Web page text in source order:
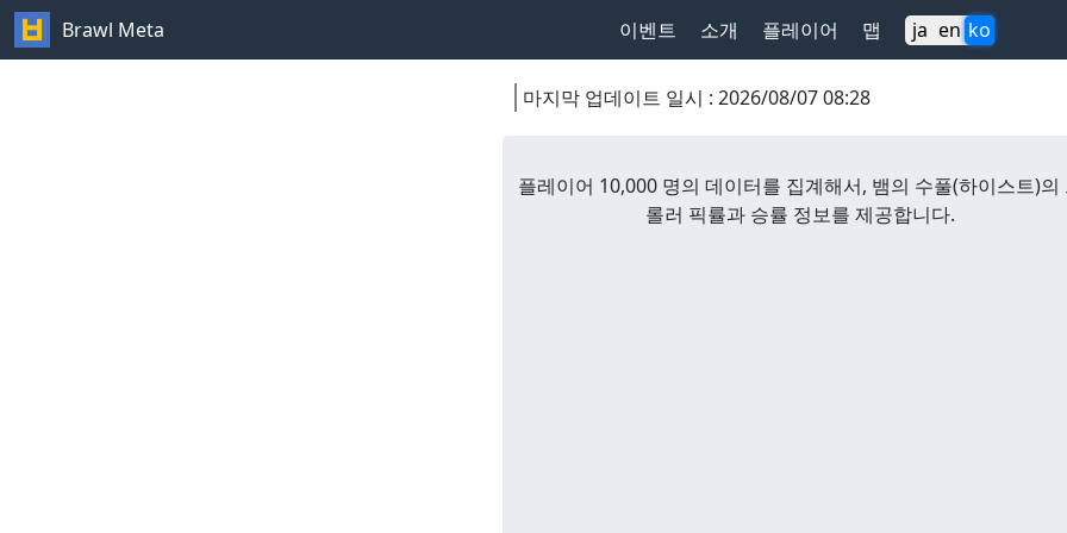
Brawl Meta 이벤트 소개 플레이어 맵 ja en ko
마지막 업데이트 일시 : 2026/08/07 08:28
플레이어 10,000 명의 데이터를 집계해서, 뱀의 수풀(하이스트)의
롤러 픽률과 승률 정보를 제공합니다.